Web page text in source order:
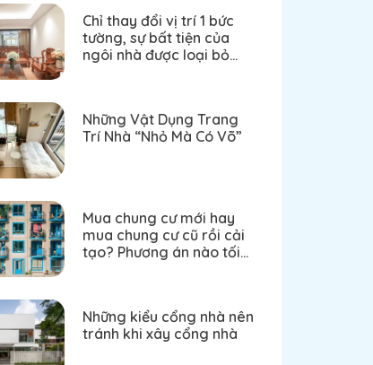
Chỉ thay đổi vị trí 1 bức
tường, sự bất tiện của
ngôi nhà được loại bỏ
Những Vật Dụng Trang
Trí Nhà “Nhỏ Mà Có Võ”
Mua chung cư mới hay
mua chung cư cũ rồi cải
tạo? Phương án nào tối
Những kiểu cổng nhà nên
tránh khi xây cổng nhà